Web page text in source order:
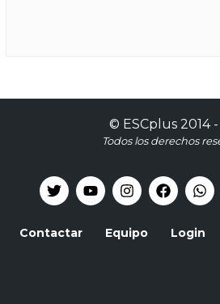
© ESCplus2014 -
Todos los derechos
Contactar Equipo Login